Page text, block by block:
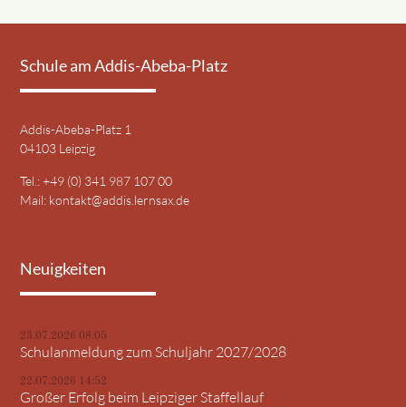
Schule am Addis-Abeba-Platz
Addis-Abeba-Platz 1
04103 Leipzig
Tel.: +49 (0) 341 987 107 00
Mail: kontakt@addis.lernsax.de
Neuigkeiten
23.07.2026 08:05
Schulanmeldung zum Schuljahr 2027/2028
22.07.2026 14:52
Großer Erfolg beim Leipziger Staffellauf